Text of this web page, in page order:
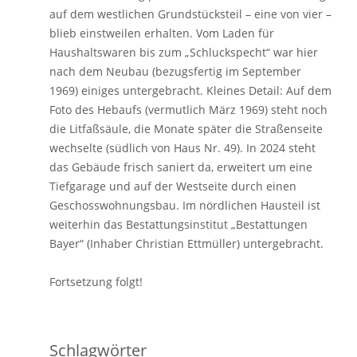
auf dem westlichen Grundstücksteil – eine von vier –
blieb einstweilen erhalten. Vom Laden für
Haushaltswaren bis zum „Schluckspecht“ war hier
nach dem Neubau (bezugsfertig im September
1969) einiges untergebracht. Kleines Detail: Auf dem
Foto des Hebaufs (vermutlich März 1969) steht noch
die Litfaßsäule, die Monate später die Straßenseite
wechselte (südlich von Haus Nr. 49). In 2024 steht
das Gebäude frisch saniert da, erweitert um eine
Tiefgarage und auf der Westseite durch einen
Geschosswohnungsbau. Im nördlichen Hausteil ist
weiterhin das Bestattungsinstitut „Bestattungen
Bayer“ (Inhaber Christian Ettmüller) untergebracht.
Fortsetzung folgt!
Schlagwörter